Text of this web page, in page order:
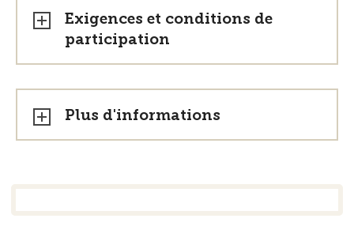
Exigences et conditions de
participation
Plus d'informations